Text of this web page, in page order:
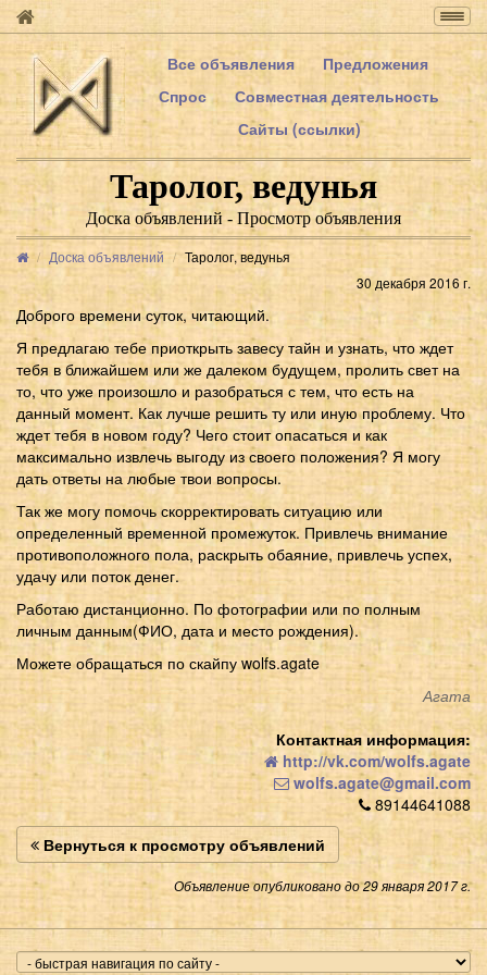
Все объявления
Предложения
Спрос
Совместная деятельность
Сайты (ссылки)
Таролог, ведунья
Доска объявлений - Просмотр объявления
Доска объявлений
Таролог, ведунья
30 декабря 2016 г.
Доброго времени суток, читающий.
Я предлагаю тебе приоткрыть завесу тайн и узнать, что ждет
тебя в ближайшем или же далеком будущем, пролить свет на
то, что уже произошло и разобраться с тем, что есть на
данный момент. Как лучше решить ту или иную проблему. Что
ждет тебя в новом году? Чего стоит опасаться и как
максимально извлечь выгоду из своего положения? Я могу
дать ответы на любые твои вопросы.
Так же могу помочь скорректировать ситуацию или
определенный временной промежуток. Привлечь внимание
противоположного пола, раскрыть обаяние, привлечь успех,
удачу или поток денег.
Работаю дистанционно. По фотографии или по полным
личным данным(ФИО, дата и место рождения).
Можете обращаться по скайпу wolfs.agate
Агата
Контактная информация:
http://vk.com/wolfs.agate
wolfs.agate@gmail.com
89144641088
Вернуться к просмотру объявлений
Объявление опубликовано до 29 января 2017 г.